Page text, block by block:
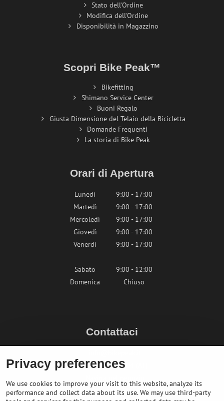
Stato dell'Ordine
Modifica dell'Ordine
Disponibilità in Magazzino
Scopri Bike Peak™
Bikefitting
Shimano Service Center
Buoni Regalo
Giusta Dimensione del Telaio della Bicicletta
Domande Frequenti
La storia di Bike Peak
Orari di Apertura
Lunedì
9:00 - 17:00
Martedì
9:00 - 17:00
Mercoledì
9:00 - 17:00
Giovedì
9:00 - 17:00
Venerdì
9:00 - 17:00
Sabato
9:00 - 12:00
Domenica
Chiuso
Contattaci
+436764858804 (AT)
Privacy preferences
We use cookies to improve your visit to this website, analyze its
performance and collect data about its use. We may use third-party